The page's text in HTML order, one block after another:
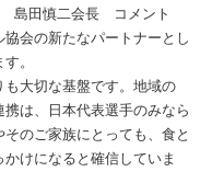
島田慎二会長 コメント
会の新たなパートナーとし
。
大切な基盤です。地域の
は、日本代表選手のみなら
のご家族にとっても、食と
けになると確信していま